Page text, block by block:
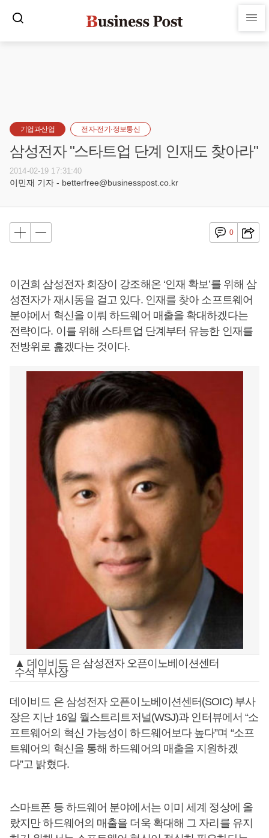
기업과산업 전자·전기·정보통신
삼성전자 "스타트업 단계 인재도 찾아라"
2014-02-19 17:31:40
이민재 기자 - betterfree@businesspost.co.kr
0
이건희 삼성전자 회장이 강조해온 ‘인재 확보’를 위해 삼
성전자가 재시동을 걸고 있다. 인재를 찾아 소프트웨어
분야에서 혁신을 이뤄 하드웨어 매출을 확대하겠다는
전략이다. 이를 위해 스타트업 단계부터 유능한 인재를
전방위로 훑겠다는 것이다.
▲ 데이비드 은 삼성전자 오픈이노베이션센터
수석 부사장
데이비드 은 삼성전자 오픈이노베이션센터(SOIC) 부사
장은 지난 16일 월스트리트저널(WSJ)과 인터뷰에서 “소
프트웨어의 혁신 가능성이 하드웨어보다 높다”며 “소프
트웨어의 혁신을 통해 하드웨어의 매출을 지원하겠
다”고 밝혔다.
스마트폰 등 하드웨어 분야에서는 이미 세계 정상에 올
랐지만 하드웨어의 매출을 더욱 확대해 그 자리를 유지